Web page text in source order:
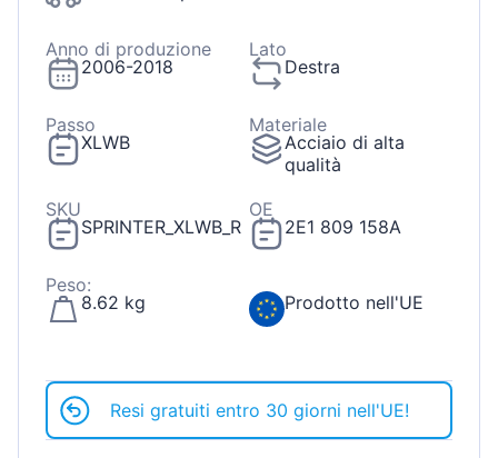
Anno di produzione
2006-2018
Lato
Destra
Passo
XLWB
Materiale
Acciaio di alta
qualità
SKU
SPRINTER_XLWB_R
OE
2E1 809 158A
Peso:
8.62 kg
Prodotto nell'UE
Resi gratuiti entro 30 giorni nell'UE!